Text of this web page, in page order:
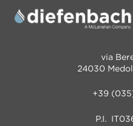
via
24030
+39
P.I.